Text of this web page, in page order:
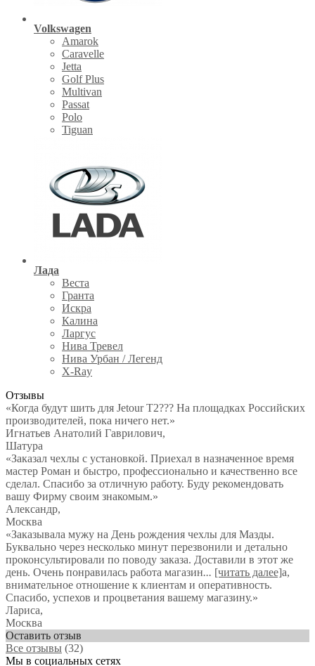
Volkswagen
Amarok
Caravelle
Jetta
Golf Plus
Multivan
Passat
Polo
Tiguan
Лада
Веста
Гранта
Искра
Калина
Ларгус
Нива Тревел
Нива Урбан / Легенд
X-Ray
Отзывы
«Когда будут шить для Jetour T2??? На площадках Российских
производителей, пока ничего нет.»
Игнатьев Анатолий Гаврилович,
Шатура
«Заказал чехлы с установкой. Приехал в назначенное время
мастер Роман и быстро, профессионально и качественно все
сделал. Спасибо за отличную работу. Буду рекомендовать
вашу Фирму своим знакомым.»
Александр,
Москва
«Заказывала мужу на День рождения чехлы для Мазды.
Буквально через несколько минут перезвонили и детально
проконсультировали по поводу заказа. Доставили в этот же
день. Очень понравилась работа магазин... [читать далее]а,
внимательное отношение к клиентам и оперативность.
Спасибо, успехов и процветания вашему магазину.»
Лариса,
Москва
Оставить отзыв
Все отзывы (32)
Мы в социальных сетях